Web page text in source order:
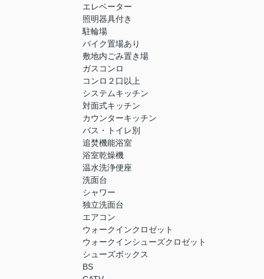
エレベーター
照明器具付き
駐輪場
バイク置場あり
敷地内ごみ置き場
ガスコンロ
コンロ２口以上
システムキッチン
対面式キッチン
カウンターキッチン
バス・トイレ別
追焚機能浴室
浴室乾燥機
温水洗浄便座
洗面台
シャワー
独立洗面台
エアコン
ウォークインクロゼット
ウォークインシューズクロゼット
シューズボックス
BS